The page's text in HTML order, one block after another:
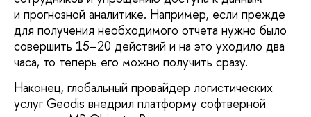
и прогнозной аналитике. Например, если прежде
для получения необходимого отчета нужно было
совершить 15–20 действий и на это уходило два
часа, то теперь его можно получить сразу.
Наконец, глобальный провайдер логистических
услуг Geodis внедрил платформу софтверной